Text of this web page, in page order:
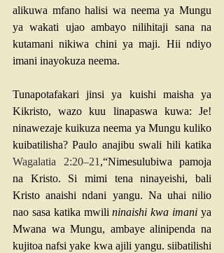
alikuwa mfano halisi wa neema ya Mungu
ya wakati ujao ambayo nilihitaji sana na
kutamani nikiwa chini ya maji. Hii ndiyo
imani inayokuza neema.
Tunapotafakari jinsi ya kuishi maisha ya
Kikristo, wazo kuu linapaswa kuwa: Je!
ninawezaje kuikuza neema ya Mungu kuliko
Wagalatia 2:20–21 ,“Nimesulubiwa pamoja
na Kristo. Si mimi tena ninayeishi, bali
Kristo anaishi ndani yangu. Na uhai nilio
nao sasa katika mwili ninaishi kwa imani ya
Mwana wa Mungu, ambaye alinipenda na
kujitoa nafsi yake kwa ajili yangu. siibatilishi